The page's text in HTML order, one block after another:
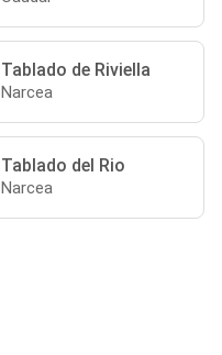
Tablado de Riviella
Narcea
Tablado del Rio
Narcea